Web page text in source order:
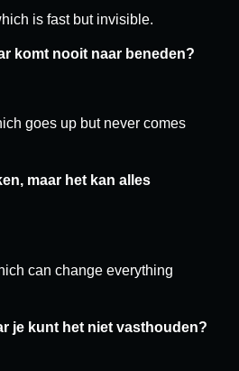
is fast but invisible.
komt nooit naar beneden?
goes up but never comes
maar het kan alles
can change everything
je kunt het niet vasthouden?